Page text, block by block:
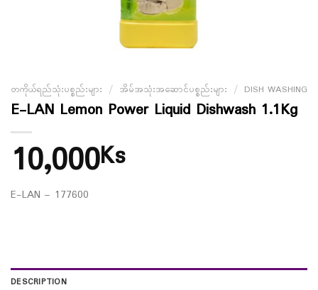
တကိုယ်ရည်သုံးပစ္စည်းများ / အိမ်အသုံးအဆောင်ပစ္စည်းများ / DISH WASHING
E-LAN Lemon Power Liquid Dishwash 1.1Kg
10,000Ks
E-LAN – 177600
DESCRIPTION